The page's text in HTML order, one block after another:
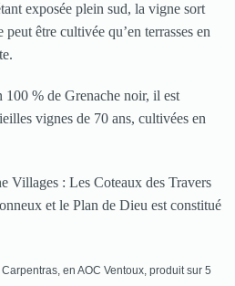
exposée plein sud, la vigne sort
peut être cultivée qu’en terrasses en
100 % de Grenache noir, il est
vignes de 70 ans, cultivées en
Villages : Les Coteaux des Travers
et le Plan de Dieu est constitué
en AOC Ventoux, produit sur 5